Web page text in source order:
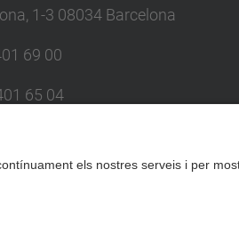
1-3 08034 Barcelona
69 00
65 04
de contacte